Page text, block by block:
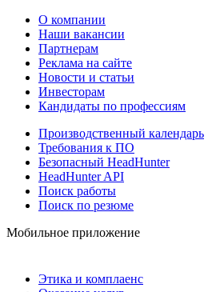
О компании
Наши вакансии
Партнерам
Реклама на сайте
Новости и статьи
Инвесторам
Кандидаты по профессиям
Производственный календарь
Требования к ПО
Безопасный HeadHunter
HeadHunter API
Поиск работы
Поиск по резюме
Мобильное приложение
Этика и комплаенс